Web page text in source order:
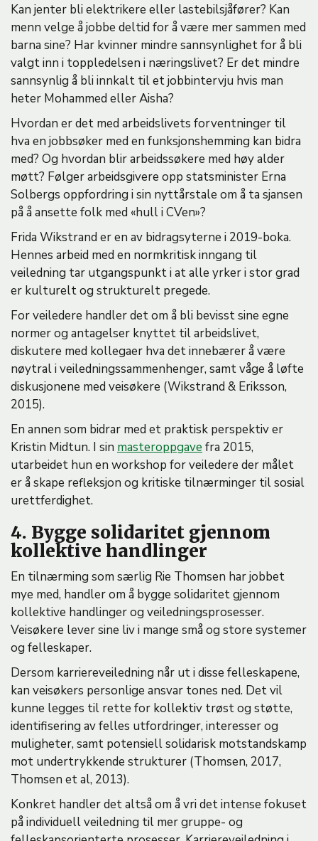
Kan jenter bli elektrikere eller lastebilsjåfører? Kan
menn velge å jobbe deltid for å være mer sammen med
barna sine? Har kvinner mindre sannsynlighet for å bli
valgt inn i toppledelsen i næringslivet? Er det mindre
sannsynlig å bli innkalt til et jobbintervju hvis man
heter Mohammed eller Aisha?
Hvordan er det med arbeidslivets forventninger til
hva en jobbsøker med en funksjonshemming kan bidra
med? Og hvordan blir arbeidssøkere med høy alder
møtt? Følger arbeidsgivere opp statsminister Erna
Solbergs oppfordring i sin nyttårstale om å ta sjansen
på å ansette folk med «hull i CVen»?
Frida Wikstrand er en av bidragsyterne i 2019-boka.
Hennes arbeid med en normkritisk inngang til
veiledning tar utgangspunkt i at alle yrker i stor grad
er kulturelt og strukturelt pregede.
For veiledere handler det om å bli bevisst sine egne
normer og antagelser knyttet til arbeidslivet,
diskutere med kollegaer hva det innebærer å være
nøytral i veiledningssammenhenger, samt våge å løfte
diskusjonene med veisøkere (Wikstrand & Eriksson,
2015).
En annen som bidrar med et praktisk perspektiv er
Kristin Midtun. I sin masteroppgave fra 2015,
utarbeidet hun en workshop for veiledere der målet
er å skape refleksjon og kritiske tilnærminger til sosial
urettferdighet.
4. Bygge solidaritet gjennom
kollektive handlinger
En tilnærming som særlig Rie Thomsen har jobbet
mye med, handler om å bygge solidaritet gjennom
kollektive handlinger og veiledningsprosesser.
Veisøkere lever sine liv i mange små og store systemer
og felleskaper.
Dersom karriereveiledning når ut i disse felleskapene,
kan veisøkers personlige ansvar tones ned. Det vil
kunne legges til rette for kollektiv trøst og støtte,
identifisering av felles utfordringer, interesser og
muligheter, samt potensiell solidarisk motstandskamp
mot undertrykkende strukturer (Thomsen, 2017,
Thomsen et al, 2013).
Konkret handler det altså om å vri det intense fokuset
på individuell veiledning til mer gruppe- og